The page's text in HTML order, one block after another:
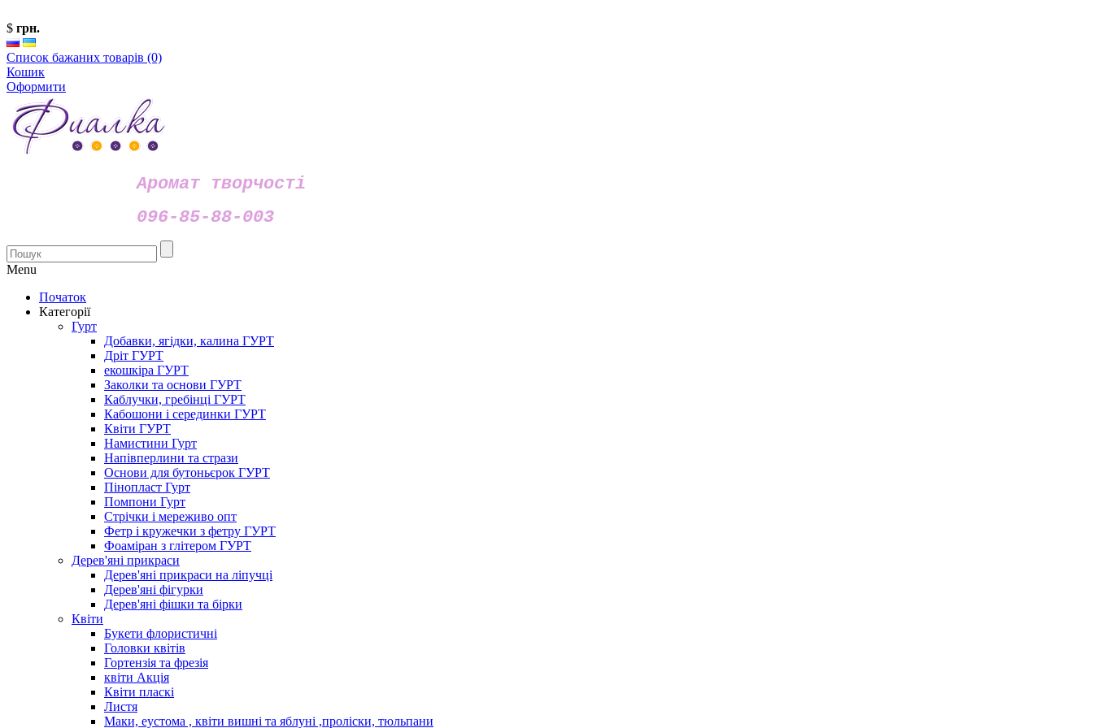
$ грн.
Список бажаних товарів (0)
Кошик
Оформити
Аромат творчості
096-85-88-003
Menu
Початок
Категорії
Гурт
Добавки, ягідки, калина ГУРТ
Дріт ГУРТ
екошкіра ГУРТ
Заколки та основи ГУРТ
Каблучки, гребінці ГУРТ
Кабошони і серединки ГУРТ
Квіти ГУРТ
Намистини Гурт
Напівперлини та стрази
Основи для бутоньєрок ГУРТ
Пінопласт Гурт
Помпони Гурт
Стрічки і мереживо опт
Фетр і кружечки з фетру ГУРТ
Фоаміран з глітером ГУРТ
Дерев'яні прикраси
Дерев'яні прикраси на ліпучці
Дерев'яні фігурки
Дерев'яні фішки та бірки
Квіти
Букети флористичні
Головки квітів
Гортензія та фрезія
квіти Акція
Квіти пласкі
Листя
Маки, еустома , квіти вишні та яблуні ,проліски, тюльпани